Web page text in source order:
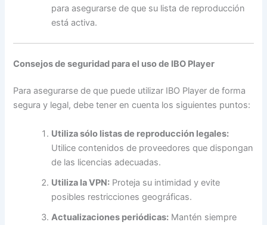
para asegurarse de que su lista de reproducción
está activa.
Consejos de seguridad para el uso de IBO Player
Para asegurarse de que puede utilizar IBO Player de forma
segura y legal, debe tener en cuenta los siguientes puntos:
Utiliza sólo listas de reproducción legales:
Utilice contenidos de proveedores que dispongan
de las licencias adecuadas.
Utiliza la VPN: Proteja su intimidad y evite
posibles restricciones geográficas.
Actualizaciones periódicas: Mantén siempre